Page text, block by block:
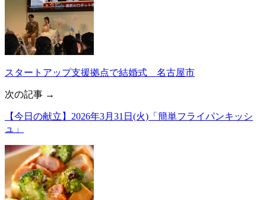
スタートアップ支援拠点で結婚式 名古屋市
次の記事 →
【今日の献立】2026年3月31日(火)「簡単フライパンキッシ
ュ」